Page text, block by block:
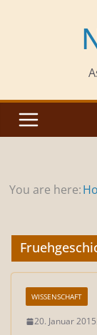
You are here:
WISSENSCHAFT
20. Januar 2015